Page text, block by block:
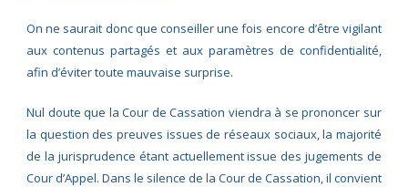
On ne saurait donc que conseiller une fois encore d’être vigilant
aux contenus partagés et aux paramètres de confidentialité,
afin d’éviter toute mauvaise surprise.
Nul doute que la Cour de Cassation viendra à se prononcer sur
la question des preuves issues de réseaux sociaux, la majorité
de la jurisprudence étant actuellement issue des jugements de
Cour d’Appel. Dans le silence de la Cour de Cassation, il convient